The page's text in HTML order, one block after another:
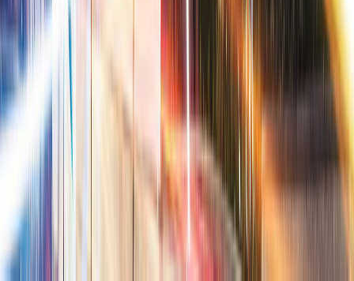
إيجار
سكني
تجاري
أبو ظبي
برنامج الولاء - دارنا
اتصل بنا
سياسة الإبلاغ عن المخالفات
اكتشف أبوظبي
الاقامة الذهبية